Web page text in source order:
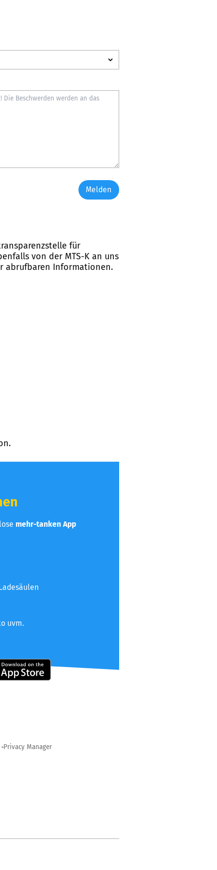
Melden
für
von der MTS-K an uns
abrufbaren Informationen.
mehr-tanken App
uvm.
Privacy Manager